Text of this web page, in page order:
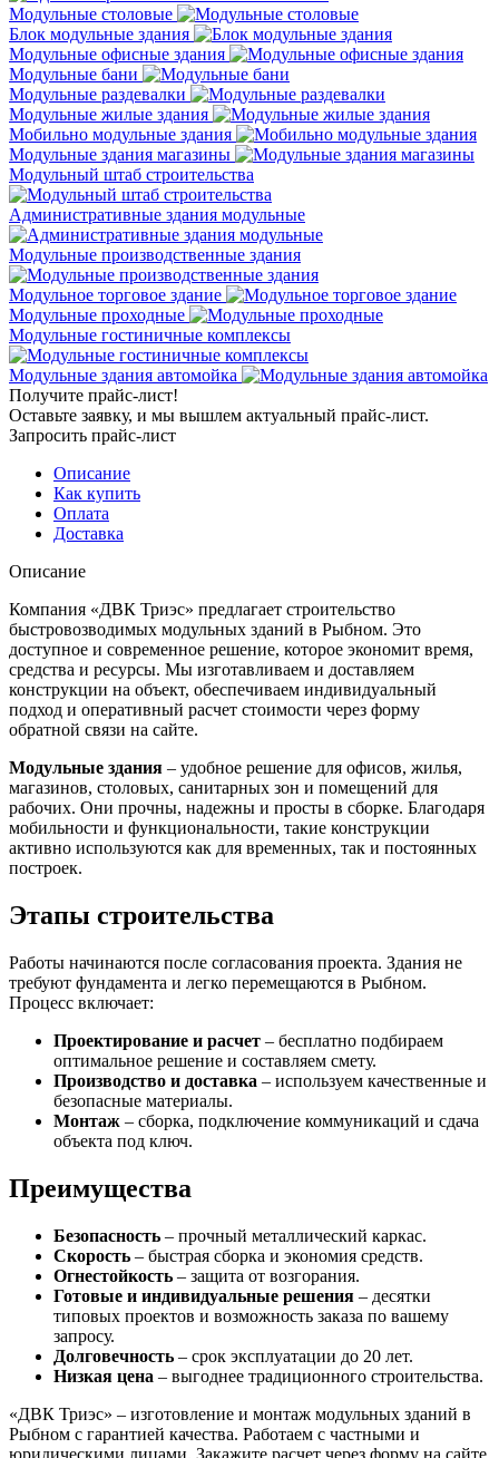
Модульные столовые
Блок модульные здания
Модульные офисные здания
Модульные бани
Модульные раздевалки
Модульные жилые здания
Мобильно модульные здания
Модульные здания магазины
Модульный штаб строительства
Административные здания модульные
Модульные производственные здания
Модульное торговое здание
Модульные проходные
Модульные гостиничные комплексы
Модульные здания автомойка
Получите прайс-лист!
Оставьте заявку, и мы вышлем актуальный прайс-лист.
Запросить прайс-лист
Описание
Как купить
Оплата
Доставка
Описание
Компания «ДВК Триэс» предлагает строительство
быстровозводимых модульных зданий в Рыбном. Это
доступное и современное решение, которое экономит время,
средства и ресурсы. Мы изготавливаем и доставляем
конструкции на объект, обеспечиваем индивидуальный
подход и оперативный расчет стоимости через форму
обратной связи на сайте.
Модульные здания – удобное решение для офисов, жилья,
магазинов, столовых, санитарных зон и помещений для
рабочих. Они прочны, надежны и просты в сборке. Благодаря
мобильности и функциональности, такие конструкции
активно используются как для временных, так и постоянных
построек.
Этапы строительства
Работы начинаются после согласования проекта. Здания не
требуют фундамента и легко перемещаются в Рыбном.
Процесс включает:
Проектирование и расчет – бесплатно подбираем
оптимальное решение и составляем смету.
Производство и доставка – используем качественные и
безопасные материалы.
Монтаж – сборка, подключение коммуникаций и сдача
объекта под ключ.
Преимущества
Безопасность – прочный металлический каркас.
Скорость – быстрая сборка и экономия средств.
Огнестойкость – защита от возгорания.
Готовые и индивидуальные решения – десятки
типовых проектов и возможность заказа по вашему
запросу.
Долговечность – срок эксплуатации до 20 лет.
Низкая цена – выгоднее традиционного строительства.
«ДВК Триэс» – изготовление и монтаж модульных зданий в
Рыбном с гарантией качества. Работаем с частными и
юридическими лицами. Закажите расчет через форму на сайте